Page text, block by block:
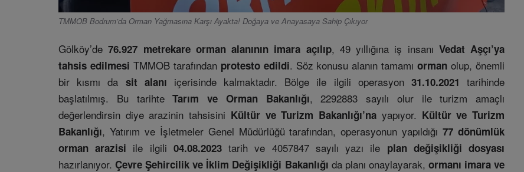
TMMOB Bodrum’da Orman Yağmasına Karşı Ayakta! Doğaya ve Anayasaya Sahip Çıkıyor
Gölköy’de76.927 metrekare orman alanının imara açılıp, 49 yıllığına iş insanı Vedat Aşçı’ya
tahsis edilmesi TMMOB tarafından protesto edildi. Söz konusu alanın tamamıorman olup, önemli
bir kısmı da sit alanı içerisinde kalmaktadır. Bölge ile ilgili operasyon 31.10.2021 tarihinde
başlatılmış. Bu tarihteTarım ve Orman Bakanlığı, 2292883 sayılı olur ile turizm amaçlı
değerlendirsin diye arazinin tahsisini Kültür ve Turizm Bakanlığı’na yapıyor. Kültür ve Turizm
Bakanlığı, Yatırım ve İşletmeler Genel Müdürlüğü tarafından, operasyonun yapıldığı77 dönümlük
orman arazisi ile ilgili 04.08.2023tarih ve 4057847 sayılı yazı ile plan değişikliği dosyası
hazırlanıyor.Çevre Şehircilik ve İklim Değişikliği Bakanlığı da planı onaylayarak, ormanı imara ve